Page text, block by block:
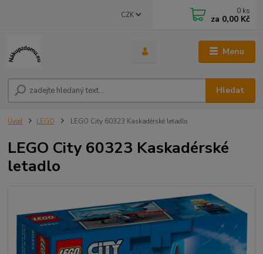
Menu
CZK
Hledat
0 ks
za 0,00 Kč
Úvod LEGO LEGO City 60323 Kaskadérské letadlo
LEGO City 60323 Kaskadérské
letadlo